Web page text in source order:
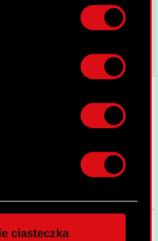
dokładnością nawet
aktywnie
je zbiory
oraz ustaw własne
. W Deklaracji
ciasteczka